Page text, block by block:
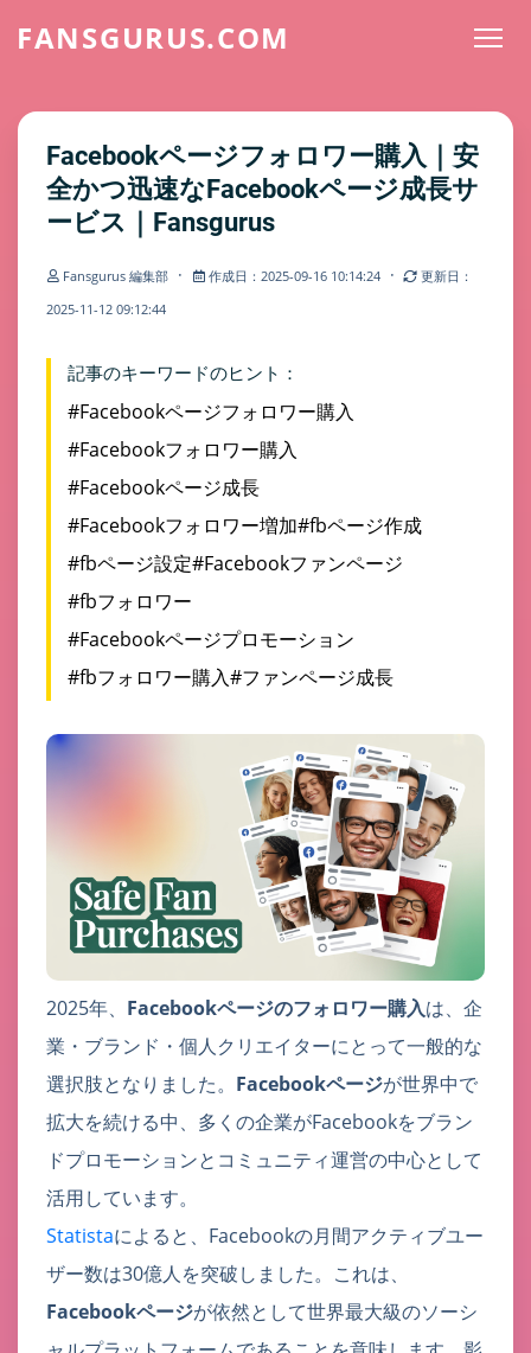
FANSGURUS.COM
Facebookページフォロワー購入｜安
全かつ迅速なFacebookページ成長サ
ービス｜Fansgurus
Fansgurus 編集部 · 作成日：2025-09-16 10:14:24 ·
更新日：
2025-11-12 09:12:44
記事のキーワードのヒント：
#Facebookページフォロワー購入
#Facebookフォロワー購入
#Facebookページ成長
#Facebookフォロワー増加#fbページ作成
#fbページ設定#Facebookファンページ
#fbフォロワー
#Facebookページプロモーション
#fbフォロワー購入#ファンページ成長
2025年、 Facebookページのフォロワー購入は、企
業・ブランド・個人クリエイターにとって一般的な
選択肢となりました。 Facebookページが世界中で
拡大を続ける中、多くの企業がFacebookをブラン
ドプロモーションとコミュニティ運営の中心として
活用しています。
Statistaによると、Facebookの月間アクティブユー
ザー数は30億人を突破しました。これは、
Facebookページが依然として世界最大級のソーシ